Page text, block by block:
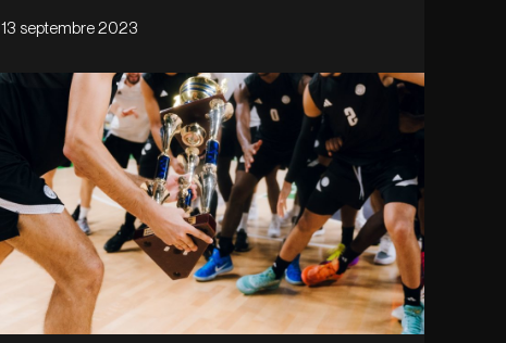
13 septembre 2023